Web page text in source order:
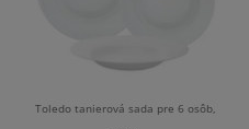
Toledo tanierová sada pre 6 osôb,